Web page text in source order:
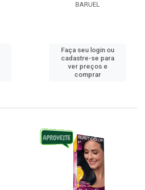
BARUEL
Faça seu login ou
cadastre-se para
ver preços e
comprar